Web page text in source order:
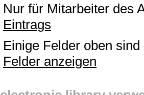
Nur für Mitarbeiter des
Eintrags
Einige Felder oben
Felder anzeigen